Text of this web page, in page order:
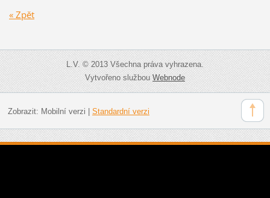
« Zpět
L.V. © 2013 Všechna práva vyhrazena.
Vytvořeno službouWebnode
Zobrazit: Mobilní verzi Standardní verzi